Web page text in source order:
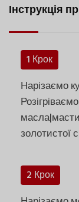
Інструкція
1 Крок
Нарізаємо
золотистої
2 Крок